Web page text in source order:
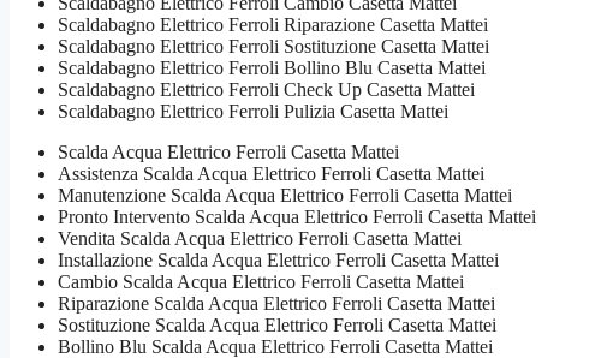
Scaldabagno Elettrico Ferroli Riparazione Casetta Mattei
Scaldabagno Elettrico Ferroli Sostituzione Casetta Mattei
Scaldabagno Elettrico Ferroli Bollino Blu Casetta Mattei
Scaldabagno Elettrico Ferroli Check Up Casetta Mattei
Scaldabagno Elettrico Ferroli Pulizia Casetta Mattei
Scalda Acqua Elettrico Ferroli Casetta Mattei
Assistenza Scalda Acqua Elettrico Ferroli Casetta Mattei
Manutenzione Scalda Acqua Elettrico Ferroli Casetta Mattei
Pronto Intervento Scalda Acqua Elettrico Ferroli Casetta Mattei
Vendita Scalda Acqua Elettrico Ferroli Casetta Mattei
Installazione Scalda Acqua Elettrico Ferroli Casetta Mattei
Cambio Scalda Acqua Elettrico Ferroli Casetta Mattei
Riparazione Scalda Acqua Elettrico Ferroli Casetta Mattei
Sostituzione Scalda Acqua Elettrico Ferroli Casetta Mattei
Bollino Blu Scalda Acqua Elettrico Ferroli Casetta Mattei